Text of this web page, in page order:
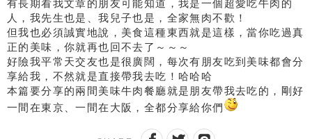
有長期看我文章的朋友可能知道，我是一個超愛吃牛肉的
人，我先生也是、我兒子也是，全家無肉不歡！
但我也必須誠實地說，美食這種東西就是這樣，當你吃過真
正的美味，你就再也回不去了～～～
好險我平常天交友也是很廣闊，每次有朋友吃到美味都會分
享給我，不然就是直接帶我去吃！哈哈哈
本篇要分享的兩間美味牛肉餐廳就是朋友帶我去吃的，剛好
一間在東京、一間在大阪，全都分享給你們